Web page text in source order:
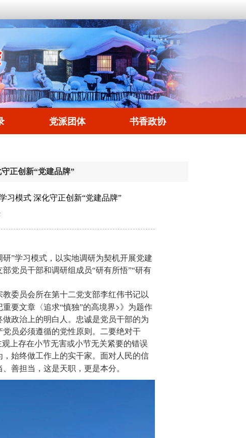
党派团体 书香政协
正创新“党建品牌”
习模式 深化守正创新“党建品牌”
研”学习模式，以实地调研为契机开展党建
党员干部和调研组成员“研有所悟”“研有
委员会所在第十二党支部李红伟书记以
要文章〈追求“慎独”的高境界>》为题作
政治上的明白人。忠诚是党员干部的为
员必须遵循的党性原则。二要绝对干
上存在小节无害或小节无关紧要的错误
始终做工作上的实干家。面对人民的信
善担当，这是天职，更是本分。